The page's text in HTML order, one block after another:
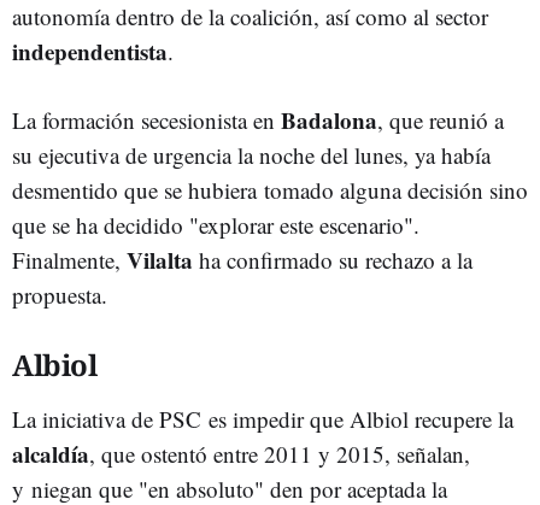
autonomía dentro de la coalición, así como al sector
independentista.
La formación secesionista en Badalona, que reunió a
su ejecutiva de urgencia la noche del lunes, ya había
desmentido que se hubiera tomado alguna decisión sino
que se ha decidido "explorar este escenario".
Finalmente, Vilalta ha confirmado su rechazo a la
propuesta.
Albiol
La iniciativa de PSC es impedir que Albiol recupere la
alcaldía, que ostentó entre 2011 y 2015, señalan,
y niegan que "en absoluto" den por aceptada la